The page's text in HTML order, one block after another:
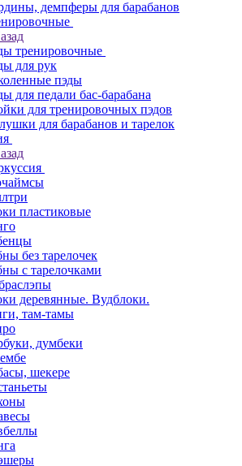
демпферы для барабанов
тренировочные
для рук
пэды
для педали бас-барабана
для тренировочных пэдов
для барабанов и тарелок
пластиковые
без тарелочек
с тарелочками
деревянные. Вудблоки.
там-тамы
думбеки
шекере